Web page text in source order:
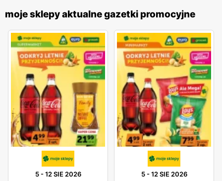
moje sklepy aktualne gazetki promocyjne
5-12 SIE 2026 5-12 SIE 2026